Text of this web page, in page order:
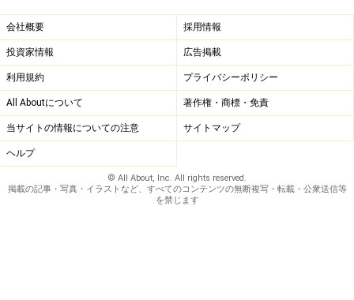
会社概要 採用情報
投資家情報 広告掲載
利用規約 プライバシーポリシー
All Aboutについて 著作権・商標・免責
当サイトの情報についての注意 サイトマップ
ヘルプ
© All About, Inc. All rights reserved.
掲載の記事・写真・イラストなど、すべてのコンテンツの無断複写・転載・公衆送信等
を禁じます